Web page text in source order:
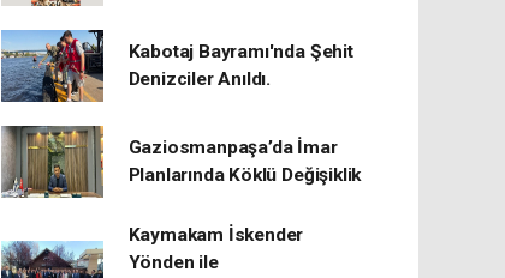
Kabotaj Bayramı'nda Şehit
Denizciler Anıldı.
Gaziosmanpaşa’da İmar
Planlarında Köklü Değişiklik
Kaymakam İskender
Yönden ile